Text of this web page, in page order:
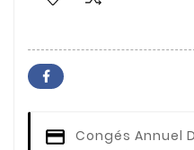
Congés Annuel